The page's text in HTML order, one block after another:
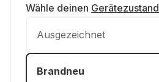
Wähle deinen Gerätezustand
Ausgezeichnet
Brandneu